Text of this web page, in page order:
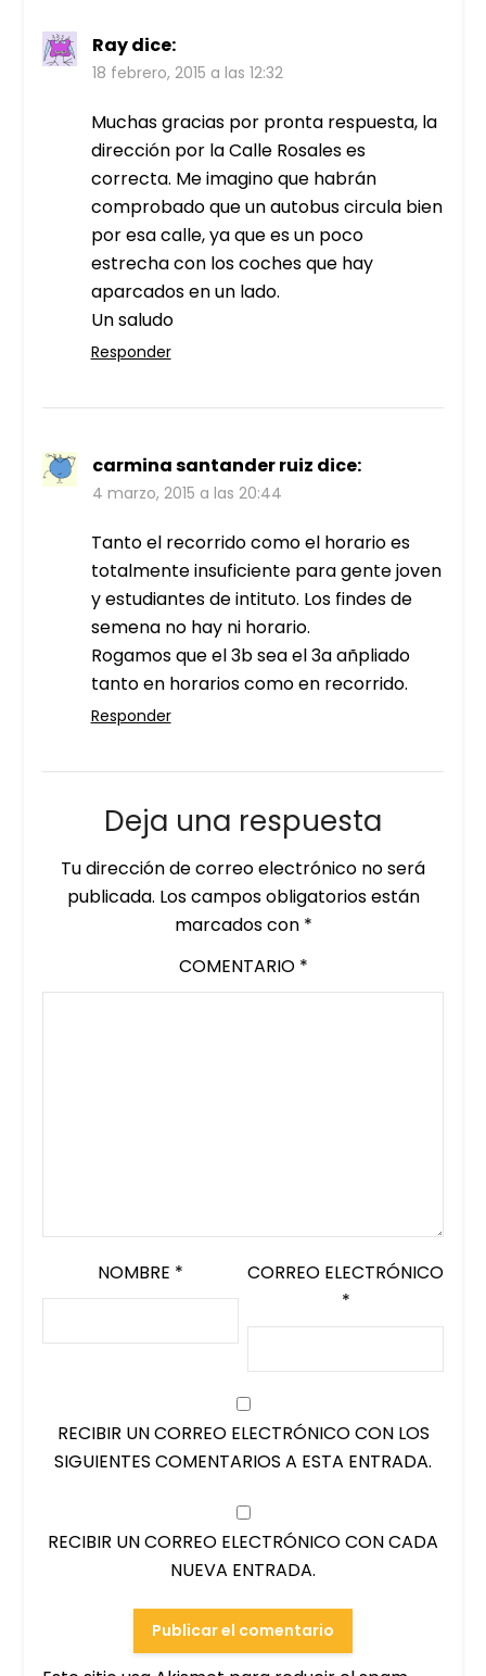
Raydice:
18 febrero, 2015 a las 12:32
Muchas gracias por pronta respuesta, la
dirección por la Calle Rosales es
correcta. Me imagino que habrán
comprobado que un autobus circula bien
por esa calle, ya que es un poco
estrecha con los coches que hay
aparcados en un lado.
Un saludo
Responder
carmina santander ruiz dice:
4 marzo, 2015 a las 20:44
Tanto el recorrido como el horario es
totalmente insuficiente para gente joven
y estudiantes de intituto. Los findes de
semena no hay ni horario.
Rogamos que el 3b sea el 3a añpliado
tanto en horarios como en recorrido.
Responder
Deja una respuesta
Tu dirección de correo electrónico no será
publicada. Los campos obligatorios están
marcados con *
COMENTARIO *
NOMBRE *
CORREO ELECTRÓNICO
*
RECIBIR UN CORREO ELECTRÓNICO CON LOS
SIGUIENTES COMENTARIOS A ESTA ENTRADA.
RECIBIR UN CORREO ELECTRÓNICO CON CADA
NUEVA ENTRADA.